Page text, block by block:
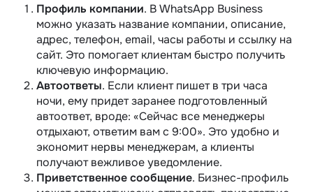
Профиль компании. В WhatsApp Business
можно указать название компании, описание,
адрес, телефон, email, часы работы и ссылку на
сайт. Это помогает клиентам быстро получить
ключевую информацию.
Автоответы. Если клиент пишет в три часа
ночи, ему придет заранее подготовленный
автоответ, вроде: «Сейчас все менеджеры
отдыхают, ответим вам с 9:00». Это удобно и
экономит нервы менеджерам, а клиенты
получают вежливое уведомление.
Приветственное сообщение. Бизнес-профиль